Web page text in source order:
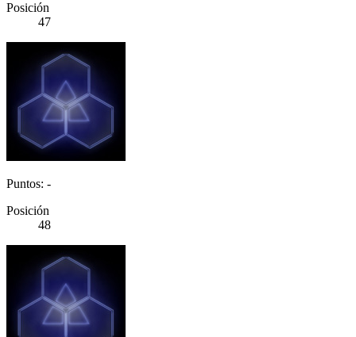
Posición
47
Puntos: -
Posición
48